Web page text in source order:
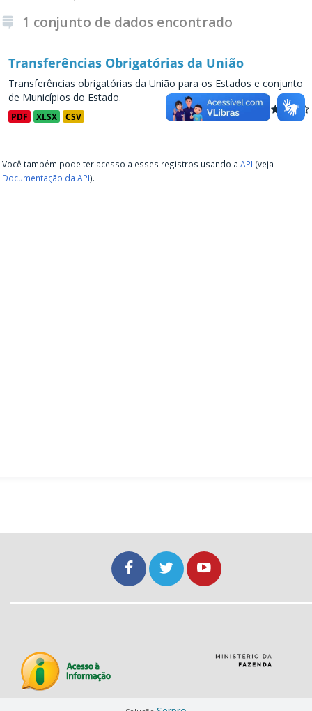
1 conjunto de dados encontrado
Transferências Obrigatórias da União
Transferências obrigatórias da União para os Estados e conjunto
de Municípios do Estado.
PDF XLSX CSV
Você também pode ter acesso a esses registros usando a API (veja
Documentação da API).